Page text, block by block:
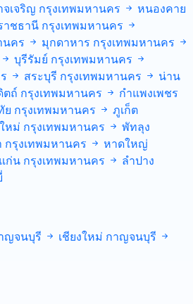
เจริญ กรุงเทพมหานคร
หนองคาย
าชธานี กรุงเทพมหานคร
นคร มุกดาหาร กรุงเทพมหานคร
บุรีรัมย์ กรุงเทพมหานคร
สระบุรี กรุงเทพมหานคร
น่าน
ตถ์ กรุงเทพมหานคร
กำแพงเพชร
ย กรุงเทพมหานคร
ภูเก็ต
หม่ กรุงเทพมหานคร
พัทลุง
กรุงเทพมหานคร
หาดใหญ่
ก่น กรุงเทพมหานคร
ลำปาง
ญจนบุรี เชียงใหม่ กาญจนบุรี